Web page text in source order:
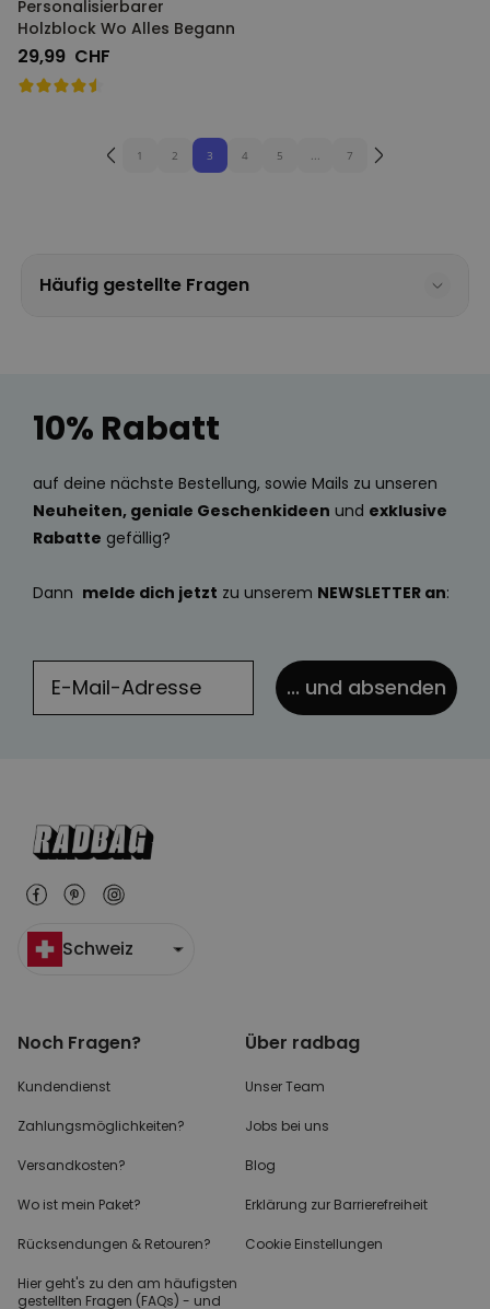
Personalisierbarer
Holzblock Wo Alles Begann
29,99 CHF
1 2 3 4 5 ... 7
Häufig gestellte Fragen
10% Rabatt
auf deine nächste Bestellung, sowie Mails zu unseren
Neuheiten, geniale Geschenkideen und exklusive
Rabatte gefällig?
Dann melde dich jetzt zu unserem NEWSLETTER an:
... und absenden
Schweiz
Noch Fragen?
Kundendienst
Zahlungsmöglichkeiten?
Versandkosten?
Wo ist mein Paket?
Rücksendungen & Retouren?
Hier geht's zu den am häufigsten
gestellten Fragen (FAQs) - und
Über radbag
Unser Team
Jobs bei uns
Blog
Erklärung zur Barrierefreiheit
Cookie Einstellungen